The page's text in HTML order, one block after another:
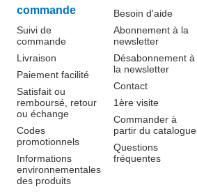
commande
Suivi de
commande
Livraison
Paiement facilité
Satisfait ou
remboursé, retour
ou échange
Codes
promotionnels
Informations
environnementales
des produits
Besoin d'aide
Abonnement à la
newsletter
Désabonnement à
la newsletter
Contact
1ère visite
Commander à
partir du catalogue
Questions
fréquentes